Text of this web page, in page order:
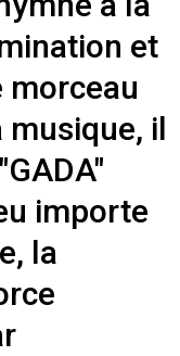
et
morceau
musique, il
importe
la